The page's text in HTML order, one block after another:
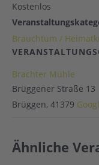
Kostenlos
Brauchtum /
Brachter Mühle
Brüggener Straße 13
Brüggen, 41379
Ähnliche